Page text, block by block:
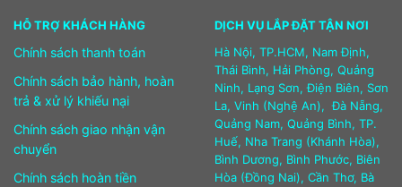
HỖ TRỢ KHÁCH HÀNG
Chính sách thanh toán
Chính sách bảo hành, hoàn
trả & xử lý khiếu nại
Chính sách giao nhận vận
chuyển
Chính sách hoàn tiền
DỊCH VỤ LẮP ĐẶT TẬN NƠI
Hà Nội, TP.HCM, Nam Định,
Thái Bình, Hải Phòng, Quảng
Ninh, Lạng Sơn, Điện Biên, Sơn
La, Vinh (Nghệ An), Đà Nẵng,
Quảng Nam, Quảng Bình, TP.
Huế, Nha Trang (Khánh Hòa),
Bình Dương, Bình Phước, Biên
Hòa (Đồng Nai), Cần Thơ, Bà